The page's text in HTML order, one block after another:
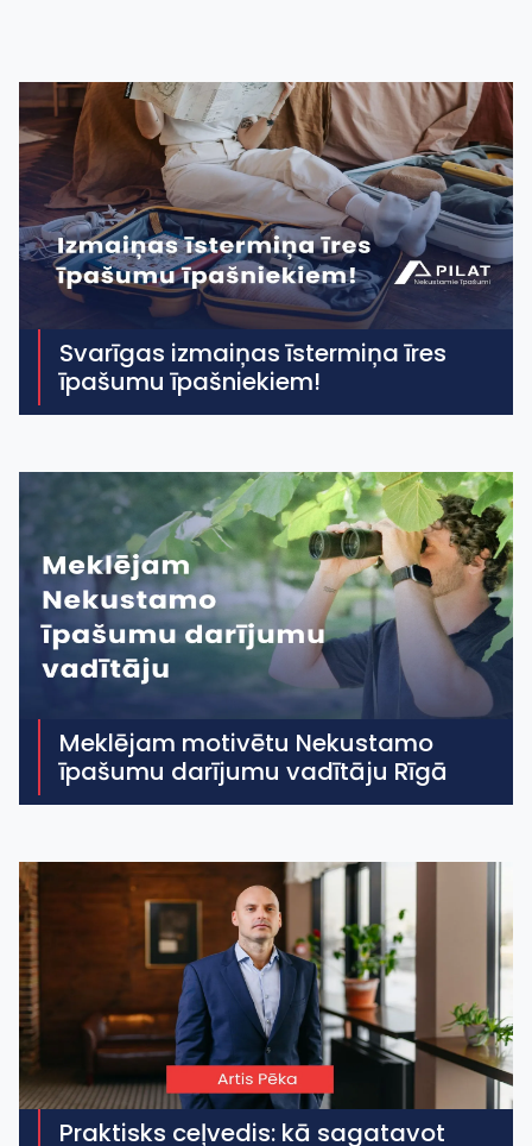
Svarīgas izmaiņas īstermiņa īres
īpašumu īpašniekiem!
Meklējam motivētu Nekustamo
īpašumu darījumu vadītāju Rīgā
Praktisks ceļvedis: kā sagatavot